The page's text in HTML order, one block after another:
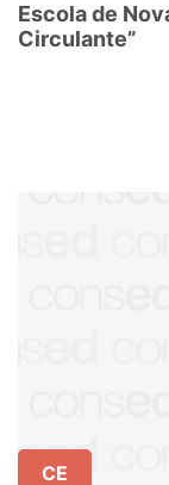
Escola de
Circulante”
CE